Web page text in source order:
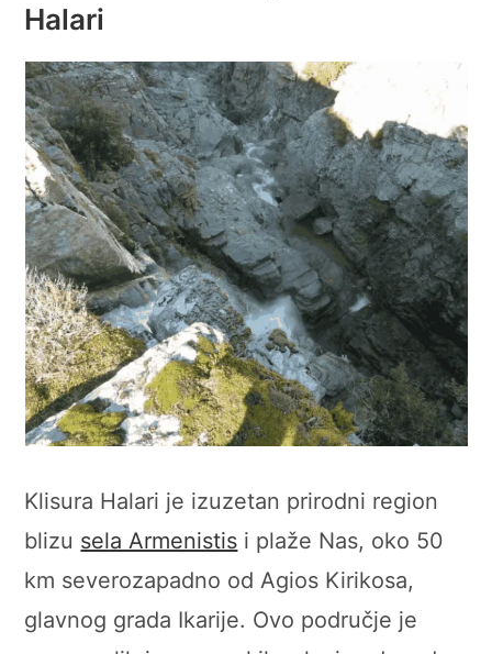
Halari
Klisura Halari je izuzetan prirodni region
blizu sela Armenistis i plaže Nas, oko 50
km severozapadno od Agios Kirikosa,
glavnog grada Ikarije. Ovo područje je